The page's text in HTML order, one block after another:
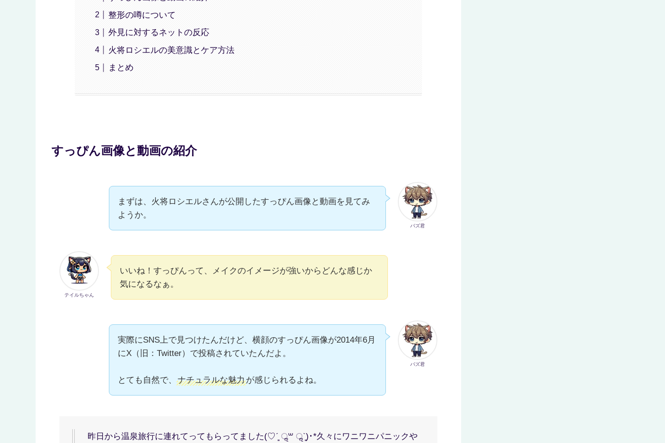
整形の噂について
外見に対するネットの反応
火将ロシエルの美意識とケア方法
まとめ
すっぴん画像と動画の紹介
バズ君
まずは、火将ロシエルさんが公開したすっぴん画像と動画を見てみ
ようか。
テイルちゃん
いいね！すっぴんって、メイクのイメージが強いからどんな感じか
気になるなぁ。
バズ君
実際にSNS上で見つけたんだけど、横顔のすっぴん画像が2014年6月
にX（旧：Twitter）で投稿されていたんだよ。
とても自然で、 ナチュラルな魅力が感じられるよね。
昨日から温泉旅行に連れてってもらってました(♡ˊ͈ ॢ꒳ ॢˋ͈)･*久々にワニワニパニックや